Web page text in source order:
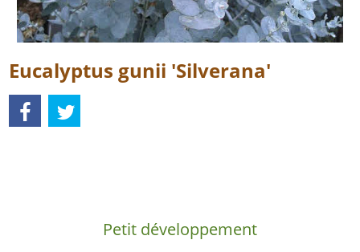
Eucalyptus gunii 'Silverana'
Petit développement